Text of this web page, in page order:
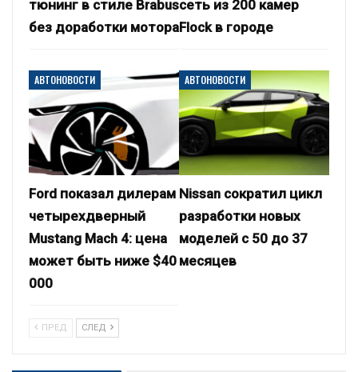
тюнинг в стиле Brabus
без доработки мотора
сеть из 200 камер
Flock в городе
АВТОНОВОСТИ
Ford показал дилерам
четырехдверный
Mustang Mach 4: цена
может быть ниже $40
000
АВТОНОВОСТИ
Nissan сократил цикл
разработки новых
моделей с 50 до 37
месяцев
ПРЕД СЛЕД